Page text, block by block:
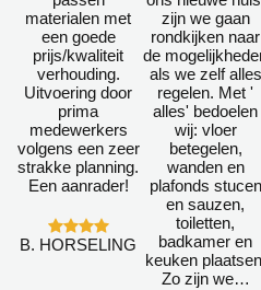
materialen met
een goede
prijs/kwaliteit
verhouding.
Uitvoering door
prima
medewerkers
volgens een zeer
strakke planning.
Een aanrader!
B. HORSELING
zijn we gaan
rondkijken naar
de
als we zelf alles
regelen. Met '
alles' bedoelen
wij: vloer
betegelen,
wanden en
plafonds stucen
en sauzen,
toiletten,
badkamer en
keuken
Zo zijn we…